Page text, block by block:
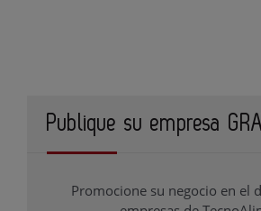
Publique su empresa
Promocione su negocio en el